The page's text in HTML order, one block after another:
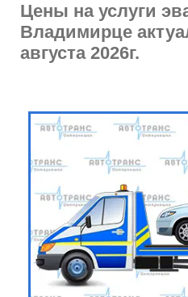
Цены на услуги
Владимирце
августа 2026г.